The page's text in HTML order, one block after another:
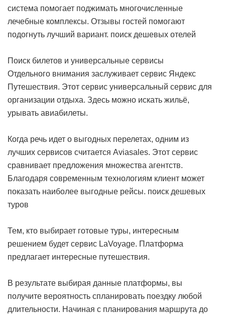
система помогает поджимать многочисленные
лечебные комплексы. Отзывы гостей помогают
подогнуть лучший вариант. поиск дешевых отелей
Поиск билетов и универсальные сервисы
Отдельного внимания заслуживает сервис Яндекс
Путешествия. Этот сервис универсальный сервис для
организации отдыха. Здесь можно искать жильё,
урывать авиабилеты.
Когда речь идет о выгодных перелетах, одним из
лучших сервисов считается Aviasales. Этот сервис
сравнивает предложения множества агентств.
Благодаря современным технологиям клиент может
показать наиболее выгодные рейсы. поиск дешевых
туров
Тем, кто выбирает готовые туры, интересным
решением будет сервис LaVoyage. Платформа
предлагает интересные путешествия.
В результате выбирая данные платформы, вы
получите вероятность спланировать поездку любой
длительности. Начиная с планирования маршрута до